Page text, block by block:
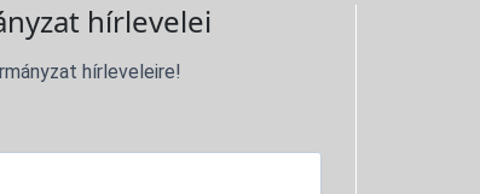
hírlevelei
hírleveleire!